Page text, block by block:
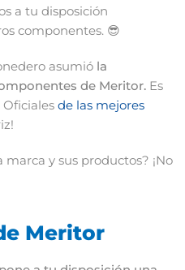
a tu disposición
componentes. 😎
asumió la
de Meritor. Es
Oficiales de las mejores
y sus productos? ¡No
Meritor